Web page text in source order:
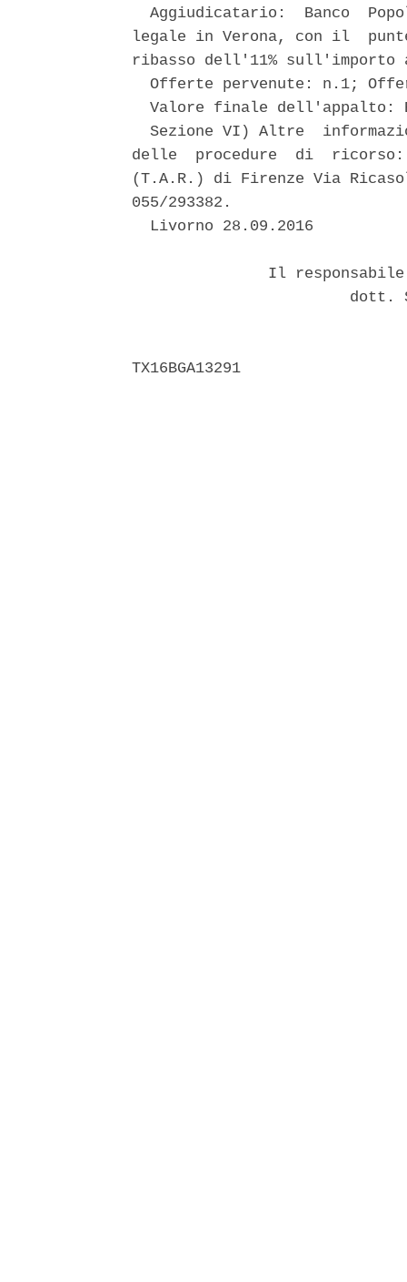
Aggiudicatario:  Banco
legale in Verona, con il
ribasso dell'11%
Offerte pervenute: n.1;
Valore finale
Sezione VI) Altre
delle  procedure  di  ricorso:
(T.A.R.) di Firenze Via
055/293382.
  Livorno 28.09.2016
Il